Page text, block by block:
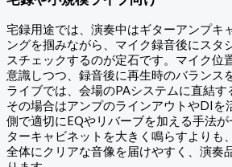
宅録用途では、演奏中はギターアンプキ
ングを掴みながら、マイク録音後にスタ
スチェックするのが定石です。マイク位
意識しつつ、録音後に再生時のバランス
ライブでは、会場のPAシステムに直結す
その場合はアンプのラインアウトやDIを
側で適切にEQやリバーブを加える手法
ターキャビネットを大きく鳴らすよりも
全体にクリアな音像を届けやすく、演奏